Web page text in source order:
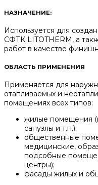
НАЗНАЧЕНИЕ:
Используется для
СФТК LITOTHERM, а
работ в качестве
ОБЛАСТЬ ПРИМЕНЕНИЯ
Применяется для
отапливаемых и
помещениях всех типов:
жилые помещения
санузлы и т.п.);
общественные
медицинские,
подсобные
центры);
фасады жилых и